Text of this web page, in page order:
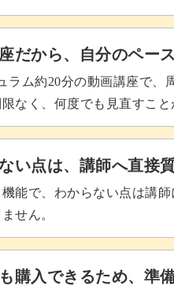
トイプードルの愛らし
だから、自分のペー
ラム約20分の動画講座で、
なく、何度でも見直すこと
い点は、講師へ直接
機能で、わからない点は講
せん。
購入できるため、準